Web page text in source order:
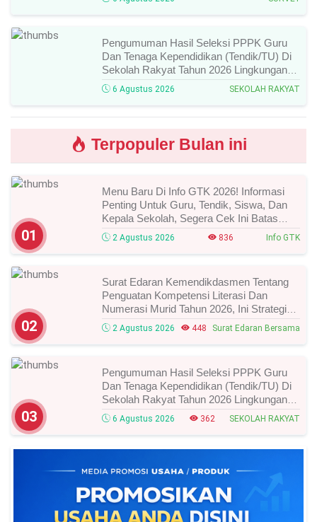
Pengumuman Hasil Seleksi PPPK Guru
Dan Tenaga Kependidikan (Tendik/TU) Di
Sekolah Rakyat Tahun 2026 Lingkungan
Kementerian Sosial RI, Ini Daftar Nama
Peserta Yang Lolos!
6 Agustus 2026 SEKOLAH RAKYAT
Terpopuler Bulan ini
01
Menu Baru Di Info GTK 2026! Informasi
Penting Untuk Guru, Tendik, Siswa, Dan
Kepala Sekolah, Segera Cek Ini Batas
Waktunya!
2 Agustus 2026 836 Info GTK
02
Surat Edaran Kemendikdasmen Tentang
Penguatan Kompetensi Literasi Dan
Numerasi Murid Tahun 2026, Ini Strategi
Dan Alurnya
2 Agustus 2026 448 Surat Edaran Bersama
03
Pengumuman Hasil Seleksi PPPK Guru
Dan Tenaga Kependidikan (Tendik/TU) Di
Sekolah Rakyat Tahun 2026 Lingkungan
Kementerian Sosial RI, Ini Daftar Nama
Peserta Yang Lolos!
6 Agustus 2026 362 SEKOLAH RAKYAT